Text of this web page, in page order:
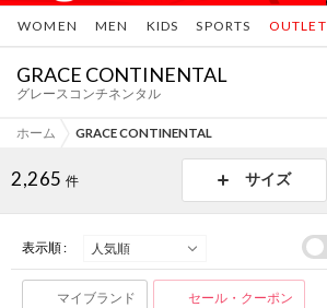
WOMEN MEN KIDS SPORTS OUTLET
GRACE CONTINENTAL
グレースコンチネンタル
ホーム GRACE CONTINENTAL
2,265 件 サイズ
表示順 :
マイブランド セール・クーポン